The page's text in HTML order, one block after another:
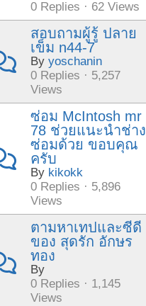
0 Replies · 62 Views
สอบถามผู้รู้ ปลาย
เข็ม n44-7
By yoschanin
0 Replies · 5,257
Views
ซ่อม McIntosh mr
78 ช่วยแนะนำช่าง
ซ่อมด้วย ขอบคุณ
ครับ
By kikokk
0 Replies · 5,896
Views
ตามหาเทปและซีดี
ของ สุดรัก อักษร
ทอง
By
0 Replies · 1,145
Views